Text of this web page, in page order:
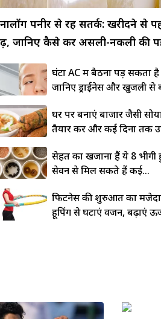
पनीर से रहें सतर्क: खरीदने से
जानिए कैसे करें असली-नकली की
घंटों AC में बैठना पड़ सकता है
जानिए ड्राईनेस और खुजली से
घर पर बनाएं बाजार जैसी
तैयार करें और कई दिनों तक
सेहत का खजाना हैं ये 8 भीगी
सेवन से मिल सकते हैं कई...
फिटनेस की शुरुआत का
हूपिंग से घटाएं वजन, बढ़ाएं